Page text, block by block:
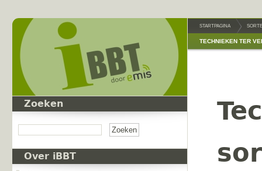
Zoeken
Over iBBT
STARTPAGINA
TECHNIEKEN TER